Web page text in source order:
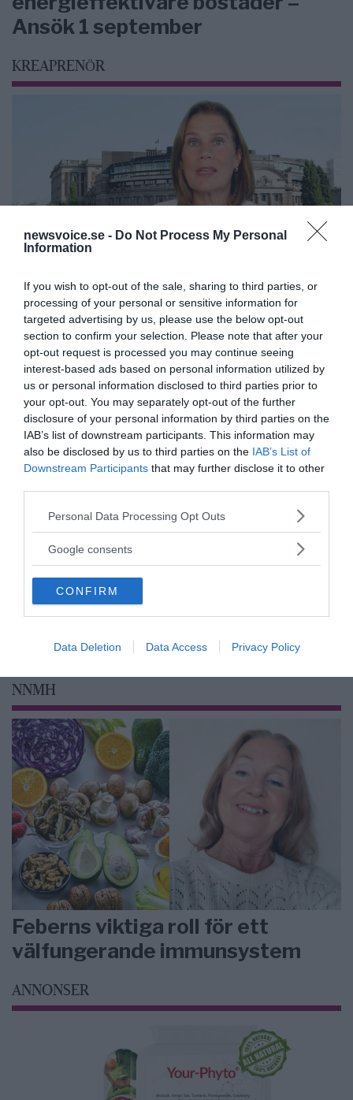
newsvoice.se - Do Not Process My Personal
Information
If you wish to opt-out of the sale, sharing to third parties, or
processing of your personal or sensitive information for
targeted advertising by us, please use the below opt-out
section to confirm your selection. Please note that after your
opt-out request is processed you may continue seeing
interest-based ads based on personal information utilized by
us or personal information disclosed to third parties prior to
your opt-out. You may separately opt-out of the further
disclosure of your personal information by third parties on the
IAB’s list of downstream participants. This information may
also be disclosed by us to third parties on the IAB’s List of
Downstream Participants that may further disclose it to other
Please note that this website/app uses one or more Google
not limited to your visit or usage behaviour. You may click to
use your data for below specified purposes in below Google
consent section.
Personal Data Processing Opt Outs
Google consents
CONFIRM
Data Deletion Data Access Privacy Policy
Ansök 1 september
KREAPRENÖR
Tankesmedjan Kreaprenör: En
plan för Sverige är redan
lanserad av ett parti
Stöd NewsVoice
Få NewsVoice nyhets-mail
NNMH
Feberns viktiga roll för ett
välfungerande immunsystem
ANNONSER